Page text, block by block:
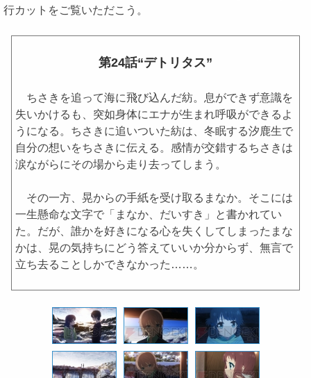
行カットをご覧いただこう。
第24話“デトリタス”
ちさきを追って海に飛び込んだ紡。息ができず意識を
失いかけるも、突如身体にエナが生まれ呼吸ができるよ
うになる。ちさきに追いついた紡は、冬眠する汐鹿生で
自分の想いをちさきに伝える。感情が交錯するちさきは
涙ながらにその場から走り去ってしまう。
その一方、晃からの手紙を受け取るまなか。そこには
一生懸命な文字で「まなか、だいすき」と書かれてい
た。だが、誰かを好きになる心を失くしてしまったまな
かは、晃の気持ちにどう答えていいか分からず、無言で
立ち去ることしかできなかった……。